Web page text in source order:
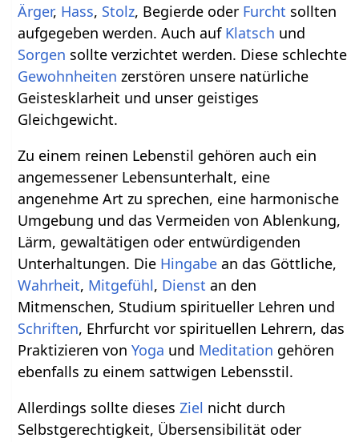
Ärger, Hass, Stolz, Begierde oder Furcht sollten
aufgegeben werden. Auch auf Klatsch und
Sorgen sollte verzichtet werden. Diese schlechte
Gewohnheiten zerstören unsere natürliche
Geistesklarheit und unser geistiges
Gleichgewicht.
Zu einem reinen Lebenstil gehören auch ein
angemessener Lebensunterhalt, eine
angenehme Art zu sprechen, eine harmonische
Umgebung und das Vermeiden von Ablenkung,
Lärm, gewaltätigen oder entwürdigenden
Unterhaltungen. Die Hingabe an das Göttliche,
Wahrheit, Mitgefühl, Dienst an den
Mitmenschen, Studium spiritueller Lehren und
Schriften, Ehrfurcht vor spirituellen Lehrern, das
Praktizieren vonYoga und Meditation gehören
ebenfalls zu einem sattwigen Lebensstil.
Allerdings sollte diesesZiel nicht durch
Selbstgerechtigkeit, Übersensibilität oder